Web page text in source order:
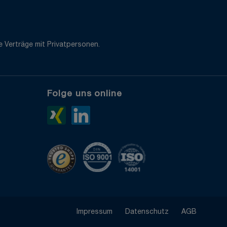
Verträge mit Privatpersonen.
Folge uns online
Xing>
TrustedShopsISO 9001 zertifiziert
Impressum Datenschutz AGB